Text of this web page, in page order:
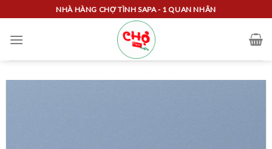
content
NHÀ HÀNG CHỢ TÌNH SAPA - 1 QUAN NHÂN